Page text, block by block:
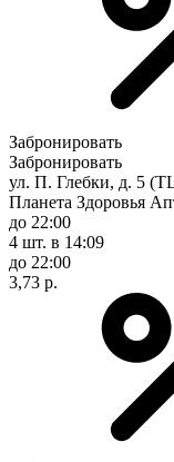
Забронировать
Забронировать
ул. П. Глебки, д. 5
Планета Здоровья
до 22:00
4 шт. в 14:09
до 22:00
3,73 р.